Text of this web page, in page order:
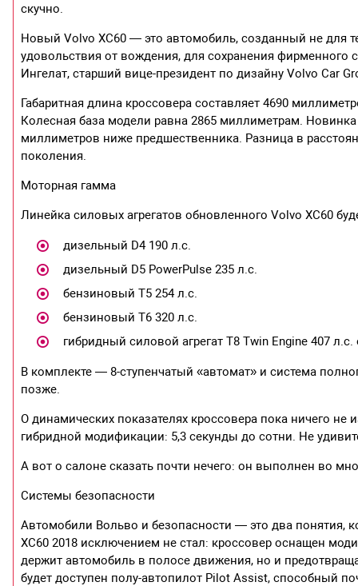
скучно.
Новый Volvo XC60 — это автомобиль, созданный не для
удовольствия от вождения, для сохранения фирменного
Ингелат, старший вице-президент по дизайну Volvo Car
Габаритная длина кроссовера составляет 4690
Колесная база модели равна 2865 миллиметрам.
миллиметров ниже предшественника. Разница в
поколения.
Моторная гамма
Линейка силовых агрегатов обновленного Volvo XC60
дизельный D4 190 л.с.
дизельный D5 PowerPulse 235 л.с.
бензиновый Т5 254 л.с.
бензиновый Т6 320 л.с.
гибридный силовой агрегат T8 Twin Engine 407
В комплекте — 8-ступенчатый «автомат» и система
позже.
О динамических показателях кроссовера пока ничего
гибридной модификации: 5,3 секунды до сотни. Не
А вот о салоне сказать почти нечего: он выполнен во
Системы безопасности
Автомобили Вольво и безопасности — это два понятия,
XC60 2018 исключением не стал: кроссовер оснащен
держит автомобиль в полосе движения, но и
будет доступен полу-автопилот Pilot Assist, способный